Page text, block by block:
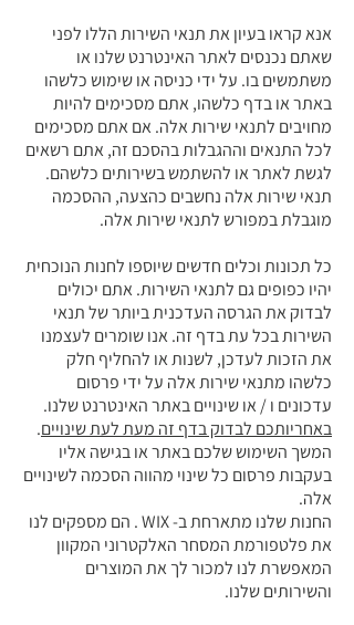
אנא קראו בעיון את תנאי השירות הללו לפני
שאתם נכנסים לאתר האינטרנט שלנו או
משתמשים בו. על ידי כניסה או שימוש כלשהו
באתר או בדף כלשהו, אתם מסכימים להיות
מחויבים לתנאי שירות אלה. אם אתם מסכימים
לכל התנאים וההגבלות בהסכם זה, אתם רשאים
לגשת לאתר או להשתמש בשירותים כלשהם.
תנאי שירות אלה נחשבים כהצעה, ההסכמה
מוגבלת במפורש לתנאי שירות אלה.
כל תכונות וכלים חדשים שיוספו לחנות הנוכחית
יהיו כפופים גם לתנאי השירות. אתם יכולים
לבדוק את הגרסה העדכנית ביותר של תנאי
השירות בכל עת בדף זה. אנו שומרים לעצמנו
את הזכות לעדכן, לשנות או להחליף חלק
כלשהו מתנאי שירות אלה על ידי פרסום
עדכונים ו / או שינויים באתר האינטרנט שלנו.
באחריותכם לבדוק בדף זה מעת לעת שינויים.
המשך השימוש שלכם באתר או בגישה אליו
בעקבות פרסום כל שינוי מהווה הסכמה לשינויים
אלה.
החנות שלנו מתארחת ב- WIX . הם מספקים לנו
את פלטפורמת המסחר האלקטרוני המקוון
המאפשרת לנו למכור לך את המוצרים
והשירותים שלנו.